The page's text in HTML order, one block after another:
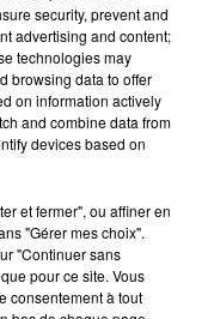
c'est tout ».
security, prevent and
advertising and content;
technologies may
browsing data to offer
on information actively
and combine data from
devices based on
et fermer", ou affiner en
"Gérer mes choix".
"Continuer sans
pour ce site. Vous
consentement à tout